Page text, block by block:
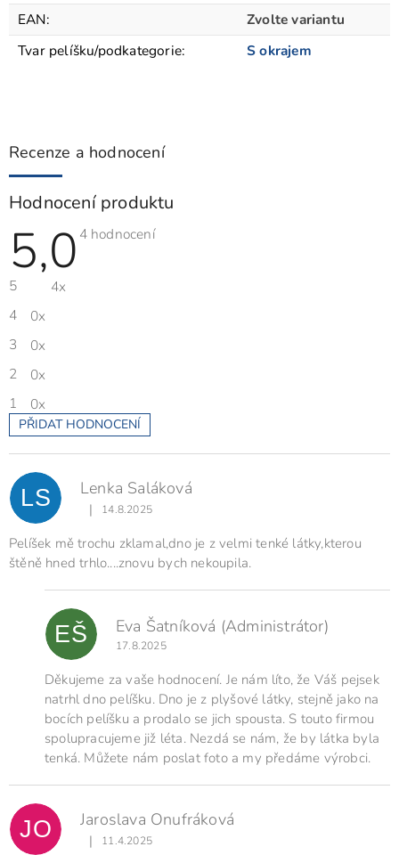
EAN:
Zvolte variantu
Tvar pelíšku/podkategorie: S okrajem
Recenze a hodnocení
Hodnocení produktu
5,0 Průměrné
4 hodnocení
5
4x
4
0x
3
0x
2
0x
1
0x
PŘIDAT HODNOCENÍ
V
ý
p
i
s
o
d
LS Lenka Saláková
Hodnocení produktu je 5 z 5 hvězdiček.
| 14.8.2025
Pelíšek mě trochu zklamal,dno je z velmi tenké látky,kterou
štěně hned trhlo....znovu bych nekoupila.
EŠ Eva Šatníková (Administrátor)
17.8.2025
Děkujeme za vaše hodnocení. Je nám líto, že Váš pejsek
natrhl dno pelíšku. Dno je z plyšové látky, stejně jako na
bocích pelíšku a prodalo se jich spousta. S touto firmou
spolupracujeme již léta. Nezdá se nám, že by látka byla
tenká. Můžete nám poslat foto a my předáme výrobci.
JO Jaroslava Onufráková
Hodnocení produktu je 5 z 5 hvězdiček.
| 11.4.2025